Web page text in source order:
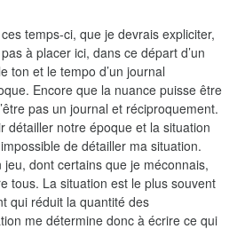
temps-ci, que je devrais expliciter,
à placer ici, dans ce départ d’un
ton et le tempo d’un journal
Encore que la nuance puisse être
pas un journal et réciproquement.
détailler notre époque et la situation
de détailler ma situation.
jeu, dont certains que je méconnais,
tous. La situation est le plus souvent
qui réduit la quantité des
me détermine donc à écrire ce qui